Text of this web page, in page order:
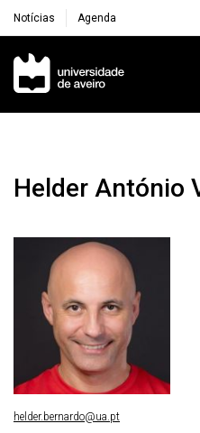
Notícias Agenda
Navegação
Helder António
helder.bernardo@ua.pt